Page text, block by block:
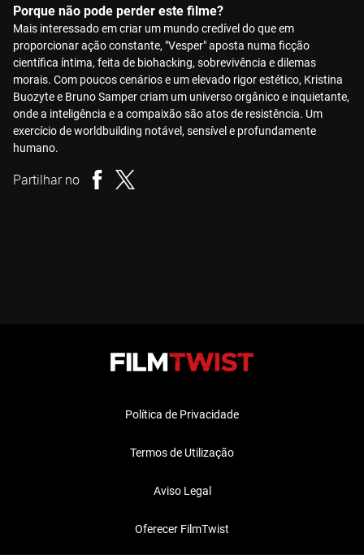
Porque não pode perder este filme?
Mais interessado em criar um mundo credível do que em
proporcionar ação constante, "Vesper" aposta numa ficção
científica íntima, feita de biohacking, sobrevivência e dilemas
morais. Com poucos cenários e um elevado rigor estético, Kristina
Buozyte e Bruno Samper criam um universo orgânico e inquietante,
onde a inteligência e a compaixão são atos de resistência. Um
exercício de worldbuilding notável, sensível e profundamente
humano.
Partilhar no
Política de Privacidade
Termos de Utilização
Aviso Legal
Oferecer FilmTwist